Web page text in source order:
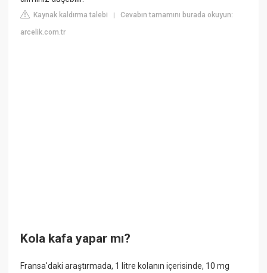
Kaynak kaldırma talebi |Cevabın tamamını burada okuyun:
arcelik.com.tr
Kola kafa yapar mı?
Fransa'daki araştırmada, 1 litre kolanın içerisinde, 10 mg